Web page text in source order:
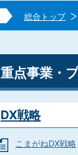
総合トップ
重点事業・
DX戦略
こまがねDX戦略